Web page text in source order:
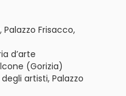
Frisacco,
d’arte
(Gorizia)
artisti, Palazzo